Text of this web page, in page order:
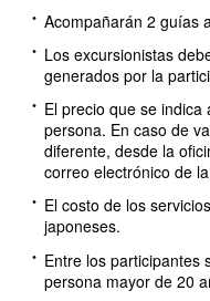
Acompañarán 2 guías
Los excursionistas
generados por la
El precio que se
persona. En caso de
diferente, desde la
correo electrónico de
El costo de los
japoneses.
Entre los participantes
persona mayor de 20